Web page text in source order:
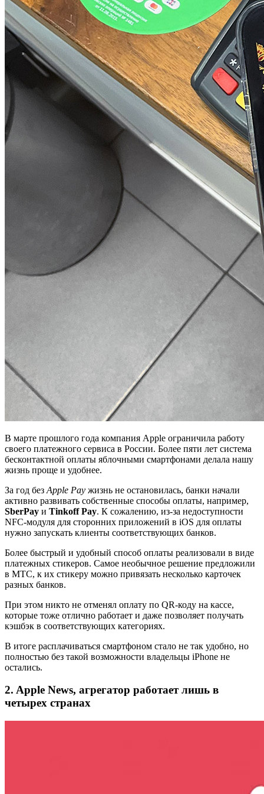
В марте прошлого года компания Apple ограничила работу
своего платежного сервиса в России. Более пяти лет система
бесконтактной оплаты яблочными смартфонами делала нашу
жизнь проще и удобнее.
За год без Apple Pay жизнь не остановилась, банки начали
активно развивать собственные способы оплаты, например,
SberPay и Tinkoff Pay. К сожалению, из-за недоступности
NFC-модуля для сторонних приложений в iOS для оплаты
нужно запускать клиенты соответствующих банков.
Более быстрый и удобный способ оплаты реализовали в виде
платежных стикеров. Самое необычное решение предложили
в МТС, к их стикеру можно привязать несколько карточек
разных банков.
При этом никто не отменял оплату по QR-коду на кассе,
которые тоже отлично работает и даже позволяет получать
кэшбэк в соответствующих категориях.
В итоге расплачиваться смартфоном стало не так удобно, но
полностью без такой возможности владельцы iPhone не
остались.
2. Apple News, агрегатор работает лишь в
четырех странах